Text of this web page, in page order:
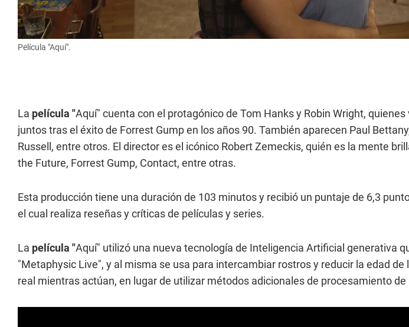
Película "Aquí".
La película "Aquí" cuenta con el protagónico de Tom Hanks y Robin Wright,
juntos tras el éxito de Forrest Gump en los años 90. También aparecen Paul
Russell, entre otros. El director es el icónico Robert Zemeckis, quién es la mente
the Future, Forrest Gump, Contact, entre otras.
Esta producción tiene una duración de 103 minutos y recibió un puntaje de 6,3
el cual realiza reseñas y críticas de películas y series.
La película "Aquí" utilizó una nueva tecnología de Inteligencia Artificial generativa
"Metaphysic Live", y al misma se usa para intercambiar rostros y reducir la edad
real mientras actúan, en lugar de utilizar métodos adicionales de procesamiento